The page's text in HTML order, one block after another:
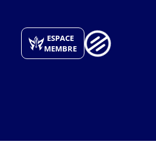
ESPACE
MEMBRE